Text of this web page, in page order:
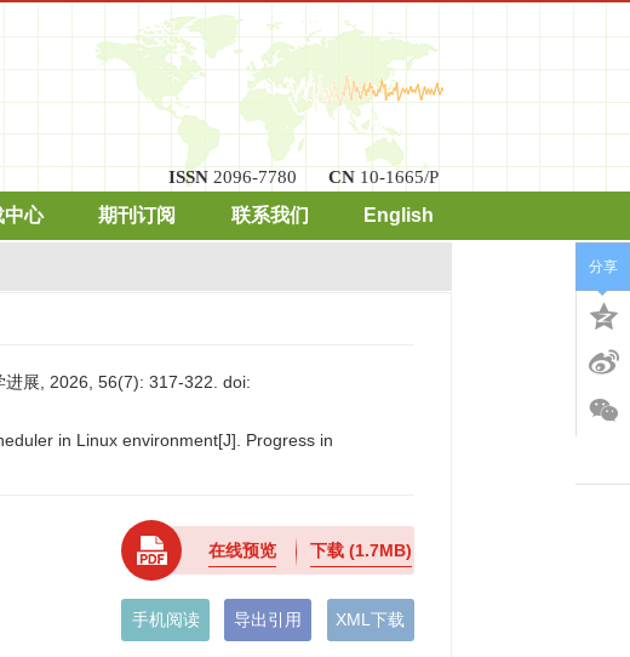
ISSN 2096-7780 CN 10-1665/P
中心 期刊订阅 联系我们 English
展, 2026, 56(7): 317-322. doi:
in Linux environment[J]. Progress in
在线预览 下载(1.7MB)
手机阅读 导出引用 XML下载
分享